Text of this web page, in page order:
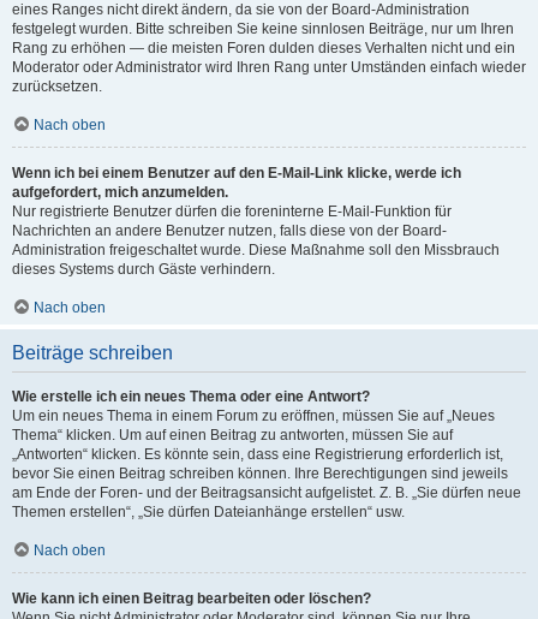
eines Ranges nicht direkt ändern, da sie von der Board-Administration
festgelegt wurden. Bitte schreiben Sie keine sinnlosen Beiträge, nur um Ihren
Rang zu erhöhen — die meisten Foren dulden dieses Verhalten nicht und ein
Moderator oder Administrator wird Ihren Rang unter Umständen einfach wieder
zurücksetzen.
Nach oben
Wenn ich bei einem Benutzer auf den E-Mail-Link klicke, werde ich
aufgefordert, mich anzumelden.
Nur registrierte Benutzer dürfen die foreninterne E-Mail-Funktion für
Nachrichten an andere Benutzer nutzen, falls diese von der Board-
Administration freigeschaltet wurde. Diese Maßnahme soll den Missbrauch
dieses Systems durch Gäste verhindern.
Nach oben
Beiträge schreiben
Wie erstelle ich ein neues Thema oder eine Antwort?
Um ein neues Thema in einem Forum zu eröffnen, müssen Sie auf „Neues
Thema“ klicken. Um auf einen Beitrag zu antworten, müssen Sie auf
„Antworten“ klicken. Es könnte sein, dass eine Registrierung erforderlich ist,
bevor Sie einen Beitrag schreiben können. Ihre Berechtigungen sind jeweils
am Ende der Foren- und der Beitragsansicht aufgelistet. Z. B. „Sie dürfen neue
Themen erstellen“, „Sie dürfen Dateianhänge erstellen“ usw.
Nach oben
Wie kann ich einen Beitrag bearbeiten oder löschen?